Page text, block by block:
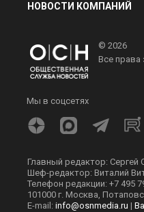
НОВОСТИ КОМПАНИЙ
© 2026
Все
Мы в соцсетях
Главный редактор: Сергей
Шеф-редактор: Виталий
Телефон редакции: +7 495
101000 г. Москва,
E-mail: info@osnmedia.ru |